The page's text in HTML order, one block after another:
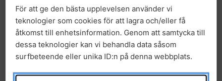
Gunilla Andrew-Nielsen, Enhetschef
Kliniska Prövningar och Licenser,
Läkemedelsverket
Madeleine Durbeej-Hjalt,
huvudsekreterare för medicin och hälsa,
För att ge den bästa upplevelsen använder vi
teknologier som cookies för att lagra och/eller få
åtkomst till enhetsinformation. Genom att samtycka till
dessa teknologier kan vi behandla data såsom
surfbeteende eller unika ID:n på denna webbplats.